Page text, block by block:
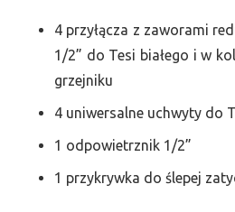
4 przyłącza z zaworami
1/2” do Tesi białego i w
grzejniku
4 uniwersalne uchwyty do
1 odpowietrznik 1/2”
1 przykrywka do ślepej